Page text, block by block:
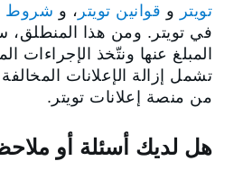
تويتر و قوانين تويتر ، و شروط
في تويتر. ومن هذا المنطلق،
المبلغ عنها ونتّخذ الإجراءات
تشمل إزالة الإعلانات
من منصة إعلانات تويتر.
هل لديك أسئلة أو